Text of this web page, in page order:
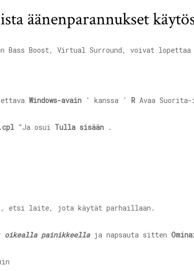
äänenparannukset
Bass Boost, Virtual Surround, voivat lopettaa
Windows-avain ' kanssa ' R Avaa Suorita-
”Ja osui Tulla sisään .
etsi laite, jota käytät parhaillaan.
oikealla painikkeella ja napsauta sitten